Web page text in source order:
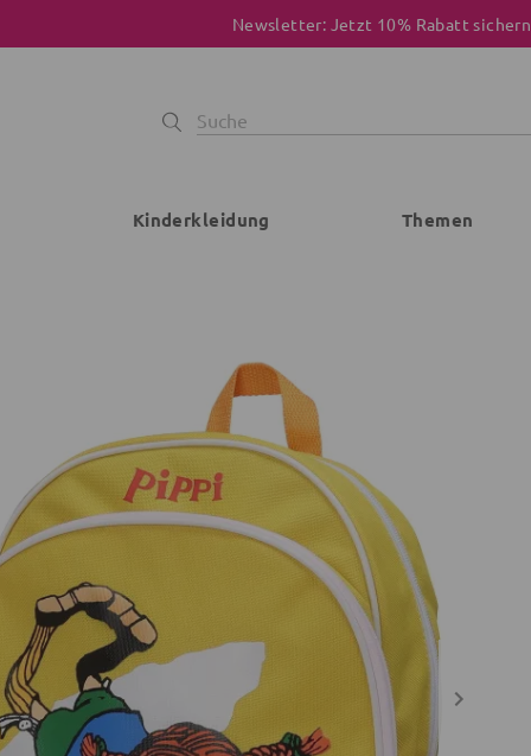
Newsletter: Jetzt 10% Rabatt sichern
Kinderkleidung Themen